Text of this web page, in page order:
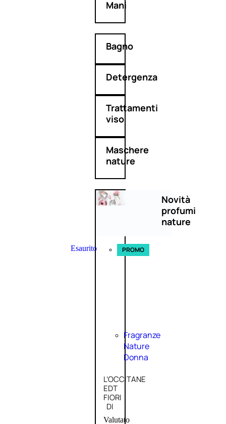
Mani
Bagno
Detergenza
Trattamenti
viso
Maschere
nature
Novità
profumi
nature
Esaurito PROMO
Fragranze
Nature
Donna
L’OCCITANE
EDT
FIORI
DI
Valutato